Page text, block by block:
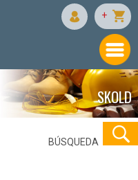
+
SKOLD
BÚSQUEDA